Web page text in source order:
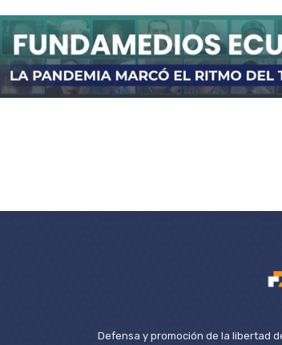
Defensa y promoción de la libertad